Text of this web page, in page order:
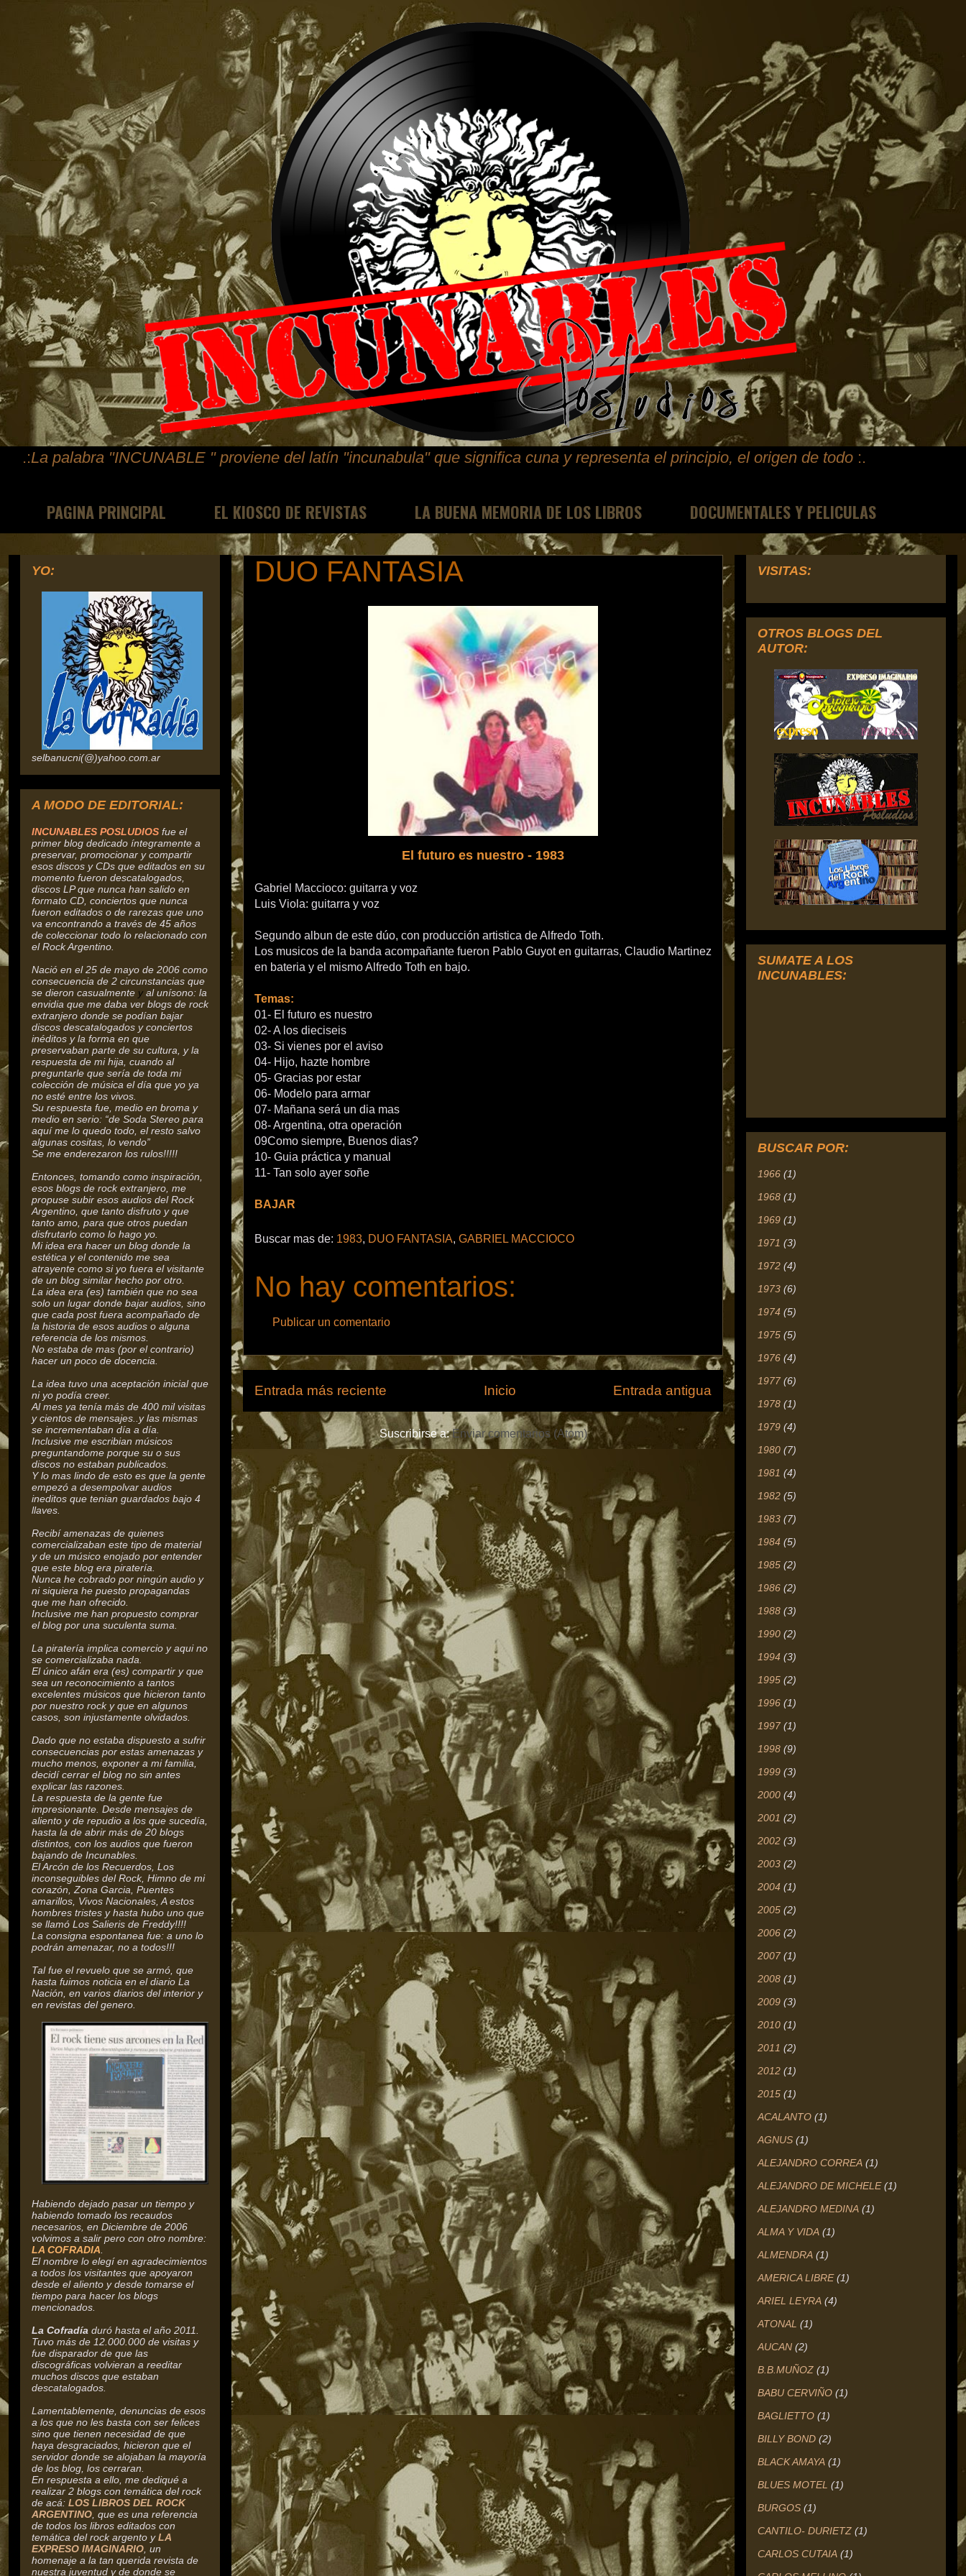
.:La palabra "INCUNABLE " proviene del latín "incunabula" que significa cuna y representa el principio, el origen de todo :.
PAGINA PRINCIPAL EL KIOSCO DE REVISTAS LA BUENA MEMORIA DE LOS LIBROS DOCUMENTALES Y PELICULAS
DUO FANTASIA
El futuro es nuestro - 1983
Gabriel Maccioco: guitarra y voz
Luis Viola: guitarra y voz
Segundo albun de este dúo, con producción artistica de Alfredo Toth.
Los musicos de la banda acompañante fueron Pablo Guyot en guitarras, Claudio Martinez
en bateria y el mismo Alfredo Toth en bajo.
Temas:
01- El futuro es nuestro
02- A los dieciseis
03- Si vienes por el aviso
04- Hijo, hazte hombre
05- Gracias por estar
06- Modelo para armar
07- Mañana será un dia mas
08- Argentina, otra operación
09Como siempre, Buenos dias?
10- Guia práctica y manual
11- Tan solo ayer soñe
BAJAR
Buscar mas de: 1983, DUO FANTASIA, GABRIEL MACCIOCO
No hay comentarios:
Publicar un comentario
Entrada más reciente Entrada antigua
Inicio
Suscribirse a:Enviar comentarios (Atom)
YO:
selbanucni(@)yahoo.com.ar
A MODO DE EDITORIAL:
INCUNABLES POSLUDIOS fue el
primer blog dedicado íntegramente a
preservar, promocionar y compartir
esos discos y CDs que editados en su
momento fueron descatalogados,
discos LP que nunca han salido en
formato CD, conciertos que nunca
fueron editados o de rarezas que uno
va encontrando a través de 45 años
de coleccionar todo lo relacionado con
el Rock Argentino.
Nació en el 25 de mayo de 2006 como
consecuencia de 2 circunstancias que
se dieron casualmente yal unísono: la
envidia que me daba ver blogs de rock
extranjero donde se podían bajar
discos descatalogados y conciertos
inéditos y la forma en que
preservaban parte de su cultura, y la
respuesta de mi hija, cuando al
preguntarle que sería de toda mi
colección de música el día que yo ya
no esté entre los vivos.
Su respuesta fue, medio en broma y
medio en serio: “de Soda Stereo para
aquí me lo quedo todo, el resto salvo
algunas cositas, lo vendo”
Se me enderezaron los rulos!!!!!
Entonces, tomando como inspiración,
esos blogs de rock extranjero, me
propuse subir esos audios del Rock
Argentino, que tanto disfruto y que
tanto amo, para que otros puedan
disfrutarlo como lo hago yo.
Mi idea era hacer un blog donde la
estética y el contenido me sea
atrayente como si yo fuera el visitante
de un blog similar hecho por otro.
La idea era (es) también que no sea
solo un lugar donde bajar audios, sino
que cada post fuera acompañado de
la historia de esos audios o alguna
referencia de los mismos.
No estaba de mas (por el contrario)
hacer un poco de docencia.
La idea tuvo una aceptación inicial que
ni yo podía creer.
Al mes ya tenía más de 400 mil visitas
y cientos de mensajes..y las mismas
se incrementaban día a día.
Inclusive me escribian músicos
preguntandome porque su o sus
discos no estaban publicados.
Y lo mas lindo de esto es que la gente
empezó a desempolvar audios
ineditos que tenian guardados bajo 4
llaves.
Recibí amenazas de quienes
comercializaban este tipo de material
y de un músico enojado por entender
que este blog era piratería.
Nunca he cobrado por ningún audio y
ni siquiera he puesto propagandas
que me han ofrecido.
Inclusive me han propuesto comprar
el blog por una suculenta suma.
La piratería implica comercio y aqui no
se comercializaba nada.
El único afán era (es) compartir y que
sea un reconocimiento a tantos
excelentes músicos que hicieron tanto
por nuestro rock y que en algunos
casos, son injustamente olvidados.
Dado que no estaba dispuesto a sufrir
consecuencias por estas amenazas y
mucho menos, exponer a mi familia,
decidí cerrar el blog no sin antes
explicar las razones.
La respuesta de la gente fue
impresionante. Desde mensajes de
aliento y de repudio a los que sucedía,
hasta la de abrir más de 20 blogs
distintos, con los audios que fueron
bajando de Incunables.
El Arcón de los Recuerdos, Los
inconseguibles del Rock, Himno de mi
corazón, Zona Garcia, Puentes
amarillos, Vivos Nacionales, A estos
hombres tristes y hasta hubo uno que
se llamó Los Salieris de Freddy!!!!
La consigna espontanea fue: a uno lo
podrán amenazar, no a todos!!!
Tal fue el revuelo que se armó, que
hasta fuimos noticia en el diario La
Nación, en varios diarios del interior y
en revistas del genero.
Habiendo dejado pasar un tiempo y
habiendo tomado los recaudos
necesarios, en Diciembre de 2006
volvimos a salir pero con otro nombre:
LA COFRADIA
El nombre lo elegí en agradecimientos
a todos los visitantes que apoyaron
desde el aliento y desde tomarse el
tiempo para hacer los blogs
mencionados.
La Cofradía duró hasta el año 2011.
Tuvo más de 12.000.000 de visitas y
fue disparador de que las
discográficas volvieran a reeditar
muchos discos que estaban
descatalogados.
Lamentablemente, denuncias de esos
a los que no les basta con ser felices
sino que tienen necesidad de que
haya desgraciados, hicieron que el
servidor donde se alojaban la mayoría
de los blog, los cerraran.
En respuesta a ello, me dediqué a
realizar 2 blogs con temática del rock
de acá: LOS LIBROS DEL ROCK
ARGENTINO , que es una referencia
de todos los libros editados con
temática del rock argento yLA
EXPRESO IMAGINARIO , un
homenaje a la tan querida revista de
nuestra juventud y de donde se
VISITAS:
OTROS BLOGS DEL
AUTOR:
SUMATE A LOS
INCUNABLES:
BUSCAR POR:
1966 (1)
1968 (1)
1969 (1)
1971 (3)
1972 (4)
1973 (6)
1974 (5)
1975 (5)
1976 (4)
1977 (6)
1978 (1)
1979 (4)
1980 (7)
1981 (4)
1982 (5)
1983 (7)
1984 (5)
1985 (2)
1986 (2)
1988 (3)
1990 (2)
1994 (3)
1995 (2)
1996 (1)
1997 (1)
1998 (9)
1999 (3)
2000 (4)
2001 (2)
2002 (3)
2003 (2)
2004 (1)
2005 (2)
2006 (2)
2007 (1)
2008 (1)
2009 (3)
2010 (1)
2011 (2)
2012 (1)
2015 (1)
ACALANTO (1)
AGNUS (1)
ALEJANDRO CORREA (1)
ALEJANDRO DE MICHELE (1)
ALEJANDRO MEDINA (1)
ALMA Y VIDA (1)
ALMENDRA (1)
AMERICA LIBRE (1)
ARIEL LEYRA (4)
ATONAL (1)
AUCAN (2)
B.B.MUÑOZ (1)
BABU CERVIÑO (1)
BAGLIETTO (1)
BILLY BOND (2)
BLACK AMAYA (1)
BLUES MOTEL (1)
BURGOS (1)
CANTILO- DURIETZ (1)
CARLOS CUTAIA (1)